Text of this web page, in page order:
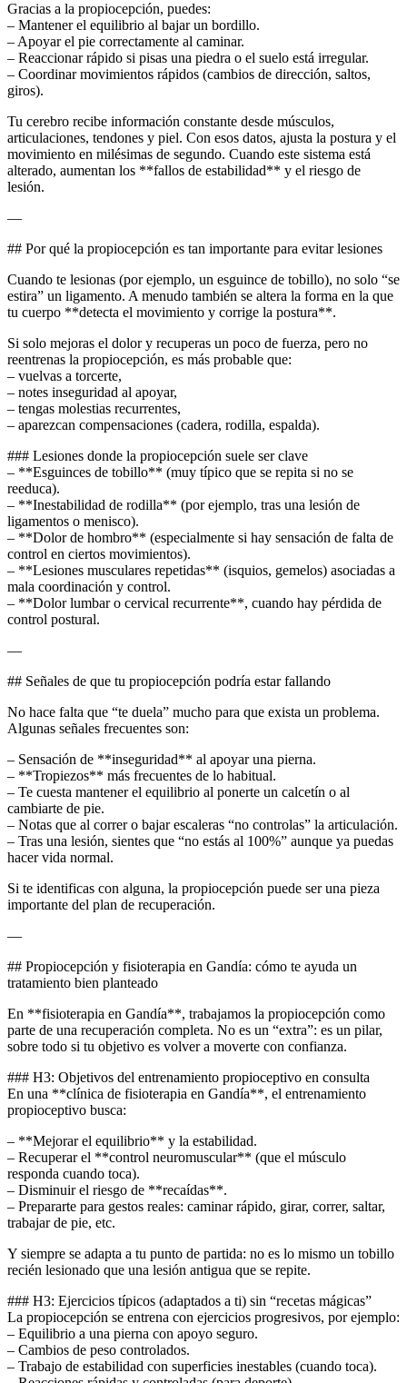
Gracias a la propiocepción, puedes:
– Mantener el equilibrio al bajar un bordillo.
– Apoyar el pie correctamente al caminar.
– Reaccionar rápido si pisas una piedra o el suelo está irregular.
– Coordinar movimientos rápidos (cambios de dirección, saltos,
giros).
Tu cerebro recibe información constante desde músculos,
articulaciones, tendones y piel. Con esos datos, ajusta la postura y el
movimiento en milésimas de segundo. Cuando este sistema está
alterado, aumentan los **fallos de estabilidad** y el riesgo de
lesión.
—
## Por qué la propiocepción es tan importante para evitar lesiones
Cuando te lesionas (por ejemplo, un esguince de tobillo), no solo “se
estira” un ligamento. A menudo también se altera la forma en la que
tu cuerpo **detecta el movimiento y corrige la postura**.
Si solo mejoras el dolor y recuperas un poco de fuerza, pero no
reentrenas la propiocepción, es más probable que:
– vuelvas a torcerte,
– notes inseguridad al apoyar,
– tengas molestias recurrentes,
– aparezcan compensaciones (cadera, rodilla, espalda).
### Lesiones donde la propiocepción suele ser clave
– **Esguinces de tobillo** (muy típico que se repita si no se
reeduca).
– **Inestabilidad de rodilla** (por ejemplo, tras una lesión de
ligamentos o menisco).
– **Dolor de hombro** (especialmente si hay sensación de falta de
control en ciertos movimientos).
– **Lesiones musculares repetidas** (isquios, gemelos) asociadas a
mala coordinación y control.
– **Dolor lumbar o cervical recurrente**, cuando hay pérdida de
control postural.
—
## Señales de que tu propiocepción podría estar fallando
No hace falta que “te duela” mucho para que exista un problema.
Algunas señales frecuentes son:
– Sensación de **inseguridad** al apoyar una pierna.
– **Tropiezos** más frecuentes de lo habitual.
– Te cuesta mantener el equilibrio al ponerte un calcetín o al
cambiarte de pie.
– Notas que al correr o bajar escaleras “no controlas” la articulación.
– Tras una lesión, sientes que “no estás al 100%” aunque ya puedas
hacer vida normal.
Si te identificas con alguna, la propiocepción puede ser una pieza
importante del plan de recuperación.
—
## Propiocepción y fisioterapia en Gandía: cómo te ayuda un
tratamiento bien planteado
En **fisioterapia en Gandía**, trabajamos la propiocepción como
parte de una recuperación completa. No es un “extra”: es un pilar,
sobre todo si tu objetivo es volver a moverte con confianza.
### H3: Objetivos del entrenamiento propioceptivo en consulta
En una **clínica de fisioterapia en Gandía**, el entrenamiento
propioceptivo busca:
– **Mejorar el equilibrio** y la estabilidad.
– Recuperar el **control neuromuscular** (que el músculo
responda cuando toca).
– Disminuir el riesgo de **recaídas**.
– Prepararte para gestos reales: caminar rápido, girar, correr, saltar,
trabajar de pie, etc.
Y siempre se adapta a tu punto de partida: no es lo mismo un tobillo
recién lesionado que una lesión antigua que se repite.
### H3: Ejercicios típicos (adaptados a ti) sin “recetas mágicas”
La propiocepción se entrena con ejercicios progresivos, por ejemplo:
– Equilibrio a una pierna con apoyo seguro.
– Cambios de peso controlados.
– Trabajo de estabilidad con superficies inestables (cuando toca).